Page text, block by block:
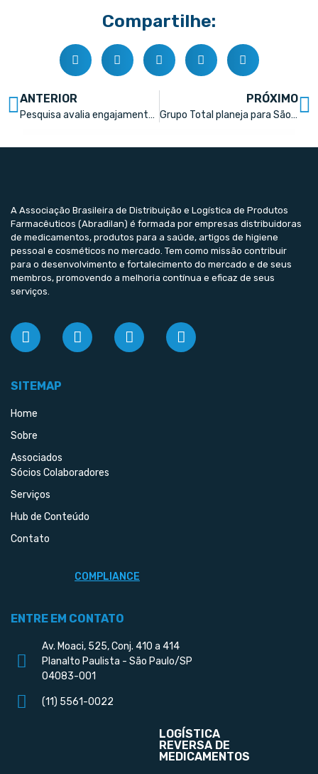
Compartilhe:
ANTERIOR
Pesquisa avalia engajamento digital das farmacêuticas
PRÓXIMO
Grupo Total planeja para São Paulo 10% de suas novas farmácias
A Associação Brasileira de Distribuição e Logística de Produtos
Farmacêuticos (Abradilan) é formada por empresas distribuidoras
de medicamentos, produtos para a saúde, artigos de higiene
pessoal e cosméticos no mercado. Tem como missão contribuir
para o desenvolvimento e fortalecimento do mercado e de seus
membros, promovendo a melhoria contínua e eficaz de seus
serviços.
SITEMAP
Home
Sobre
Associados
Sócios Colaboradores
Serviços
Hub de Conteúdo
Contato
COMPLIANCE
ENTRE EM CONTATO
Av. Moaci, 525, Conj. 410 a 414
Planalto Paulista - São Paulo/SP
04083-001
(11) 5561-0022
LOGÍSTICA
REVERSA DE
MEDICAMENTOS